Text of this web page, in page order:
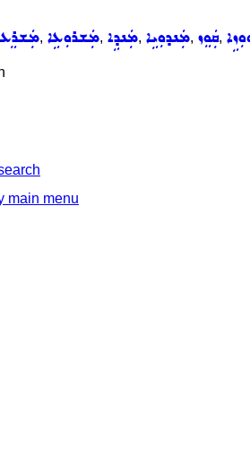
, ܡܲܫܪܘܼܥܹܐ, ܡܲܢܕܹܐ, ܡܲܢܕܘܼܝܹܐ, ܩܲܘܸܙ,
main menu